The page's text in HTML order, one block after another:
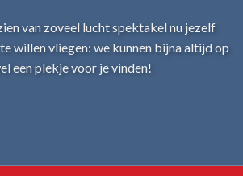
van zoveel lucht spektakel nu jezelf
willen vliegen: we kunnen bijna altijd op
een plekje voor je vinden!